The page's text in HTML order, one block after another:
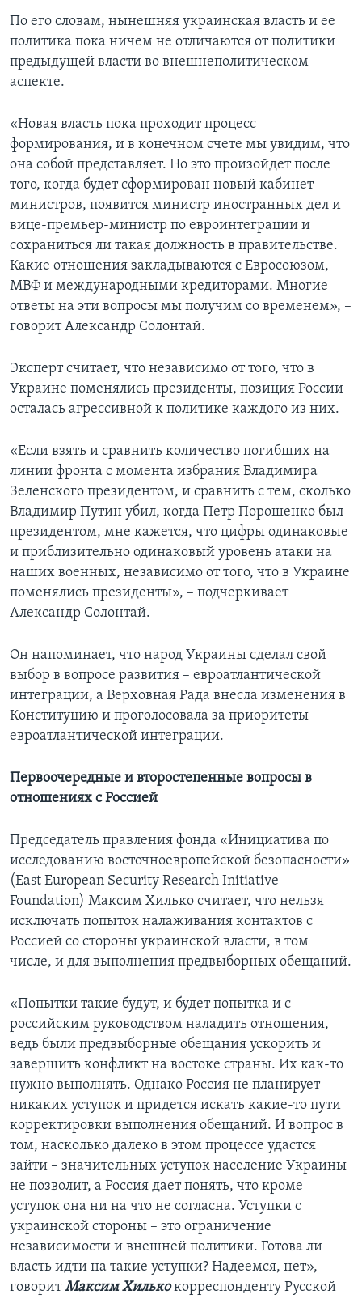
По его словам, нынешняя украинская власть и ее
политика пока ничем не отличаются от политики
предыдущей власти во внешнеполитическом
аспекте.
«Новая власть пока проходит процесс
формирования, и в конечном счете мы увидим, что
она собой представляет. Но это произойдет после
того, когда будет сформирован новый кабинет
министров, появится министр иностранных дел и
вице-премьер-министр по евроинтеграции и
сохраниться ли такая должность в правительстве.
Какие отношения закладываются с Евросоюзом,
МВФ и международными кредиторами. Многие
ответы на эти вопросы мы получим со временем», –
говорит Александр Солонтай.
Эксперт считает, что независимо от того, что в
Украине поменялись президенты, позиция России
осталась агрессивной к политике каждого из них.
«Если взять и сравнить количество погибших на
линии фронта с момента избрания Владимира
Зеленского президентом, и сравнить с тем, сколько
Владимир Путин убил, когда Петр Порошенко был
президентом, мне кажется, что цифры одинаковые
и приблизительно одинаковый уровень атаки на
наших военных, независимо от того, что в Украине
поменялись президенты», – подчеркивает
Александр Солонтай.
Он напоминает, что народ Украины сделал свой
выбор в вопросе развития – евроатлантической
интеграции, а Верховная Рада внесла изменения в
Конституцию и проголосовала за приоритеты
евроатлантической интеграции.
Первоочередные и второстепенные вопросы в
отношениях с Россией
Председатель правления фонда «Инициатива по
исследованию восточноевропейской безопасности»
(East European Security Research Initiative
Foundation) Максим Хилько считает, что нельзя
исключать попыток налаживания контактов с
Россией со стороны украинской власти, в том
числе, и для выполнения предвыборных обещаний.
«Попытки такие будут, и будет попытка и с
российским руководством наладить отношения,
ведь были предвыборные обещания ускорить и
завершить конфликт на востоке страны. Их как-то
нужно выполнять. Однако Россия не планирует
никаких уступок и придется искать какие-то пути
корректировки выполнения обещаний. И вопрос в
том, насколько далеко в этом процессе удастся
зайти – значительных уступок население Украины
не позволит, а Россия дает понять, что кроме
уступок она ни на что не согласна. Уступки с
украинской стороны – это ограничение
независимости и внешней политики. Готова ли
власть идти на такие уступки? Надеемся, нет», –
говоритМаксим Хилькокорреспонденту Русской